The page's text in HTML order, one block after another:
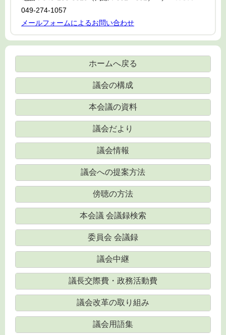
049-274-1057
メールフォームによるお問い合わせ
ホームへ戻る
議会の構成
本会議の資料
議会だより
議会情報
議会への提案方法
傍聴の方法
本会議 会議録検索
委員会 会議録
議会中継
議長交際費・政務活動費
議会改革の取り組み
議会用語集